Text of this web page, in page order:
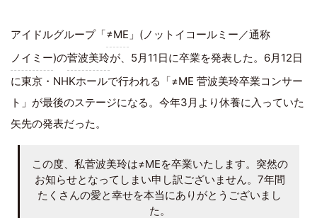
アイドルグループ「≠ME 」(ノットイコールミー／通称
ノイミー)の菅波美玲が、5月11日に卒業を発表した。6月12日
に東京・NHKホールで行われる「≠ME 菅波美玲卒業コンサー
ト」が最後のステージになる。今年3月より休養に入っていた
矢先の発表だった。
この度、私菅波美玲は≠MEを卒業いたします。突然の
お知らせとなってしまい申し訳ございません。7年間
たくさんの愛と幸せを本当にありがとうございまし
た。